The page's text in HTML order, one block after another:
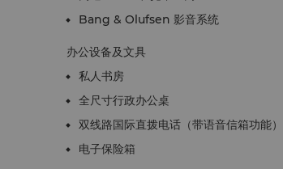
Bang & Olufsen 影音系统
办公设备及文具
私人书房
全尺寸行政办公桌
双线路国际直拨电话（带语音信箱功能）
电子保险箱